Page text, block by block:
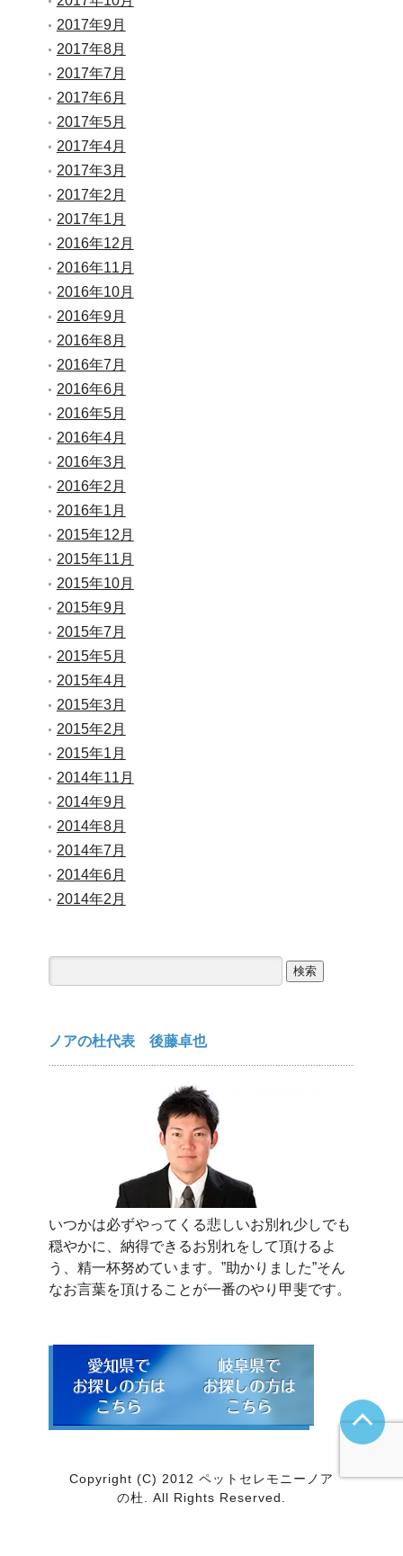
2017年9月
2017年8月
2017年7月
2017年6月
2017年5月
2017年4月
2017年3月
2017年2月
2017年1月
2016年12月
2016年11月
2016年10月
2016年9月
2016年8月
2016年7月
2016年6月
2016年5月
2016年4月
2016年3月
2016年2月
2016年1月
2015年12月
2015年11月
2015年10月
2015年9月
2015年7月
2015年5月
2015年4月
2015年3月
2015年2月
2015年1月
2014年11月
2014年9月
2014年8月
2014年7月
2014年6月
2014年2月
索:
ノアの杜代表 後藤卓也
いつかは必ずやってくる悲しいお別れ少しでも
穏やかに、納得できるお別れをして頂けるよ
う、精一杯努めています。”助かりました”そん
なお言葉を頂けることが一番のやり甲斐です。
Copyright (C) 2012 ペットセレモニーノア
の杜. All Rights Reserved.